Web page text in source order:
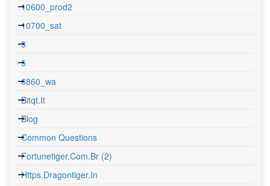
10600_prod2
10700_sat
3
5
6860_wa
Bitqt.it
Blog
Common Questions
Fortunetiger.com.br (2)
Https.dragontiger.in